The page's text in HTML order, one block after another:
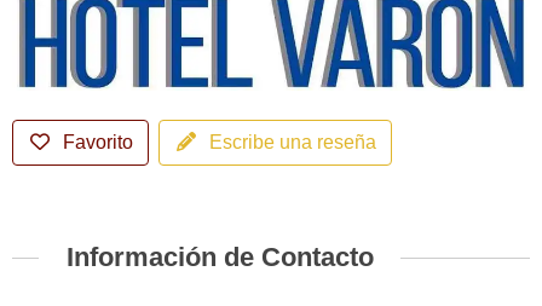
Favorito Escribe una reseña
Información de Contacto